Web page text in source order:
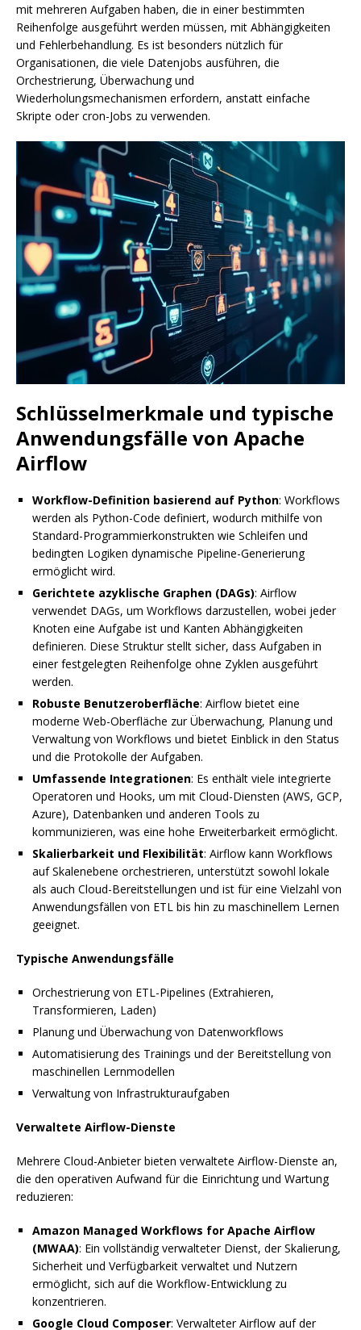
mit mehreren Aufgaben haben, die in einer bestimmten
Reihenfolge ausgeführt werden müssen, mit Abhängigkeiten
und Fehlerbehandlung. Es ist besonders nützlich für
Organisationen, die viele Datenjobs ausführen, die
Orchestrierung, Überwachung und
Wiederholungsmechanismen erfordern, anstatt einfache
Skripte oder cron-Jobs zu verwenden.
Schlüsselmerkmale und typische
Anwendungsfälle von Apache
Airflow
Workflow-Definition basierend auf Python: Workflows
werden als Python-Code definiert, wodurch mithilfe von
Standard-Programmierkonstrukten wie Schleifen und
bedingten Logiken dynamische Pipeline-Generierung
ermöglicht wird.
Gerichtete azyklische Graphen (DAGs): Airflow
verwendet DAGs, um Workflows darzustellen, wobei jeder
Knoten eine Aufgabe ist und Kanten Abhängigkeiten
definieren. Diese Struktur stellt sicher, dass Aufgaben in
einer festgelegten Reihenfolge ohne Zyklen ausgeführt
werden.
Robuste Benutzeroberfläche: Airflow bietet eine
moderne Web-Oberfläche zur Überwachung, Planung und
Verwaltung von Workflows und bietet Einblick in den Status
und die Protokolle der Aufgaben.
Umfassende Integrationen: Es enthält viele integrierte
Operatoren und Hooks, um mit Cloud-Diensten (AWS, GCP,
Azure), Datenbanken und anderen Tools zu
kommunizieren, was eine hohe Erweiterbarkeit ermöglicht.
Skalierbarkeit und Flexibilität: Airflow kann Workflows
auf Skalenebene orchestrieren, unterstützt sowohl lokale
als auch Cloud-Bereitstellungen und ist für eine Vielzahl von
Anwendungsfällen von ETL bis hin zu maschinellem Lernen
geeignet.
Typische Anwendungsfälle
Orchestrierung von ETL-Pipelines (Extrahieren,
Transformieren, Laden)
Planung und Überwachung von Datenworkflows
Automatisierung des Trainings und der Bereitstellung von
maschinellen Lernmodellen
Verwaltung von Infrastrukturaufgaben
Verwaltete Airflow-Dienste
Mehrere Cloud-Anbieter bieten verwaltete Airflow-Dienste an,
die den operativen Aufwand für die Einrichtung und Wartung
reduzieren:
Amazon Managed Workflows for Apache Airflow
(MWAA): Ein vollständig verwalteter Dienst, der Skalierung,
Sicherheit und Verfügbarkeit verwaltet und Nutzern
ermöglicht, sich auf die Workflow-Entwicklung zu
konzentrieren.
Google Cloud Composer: Verwalteter Airflow auf der